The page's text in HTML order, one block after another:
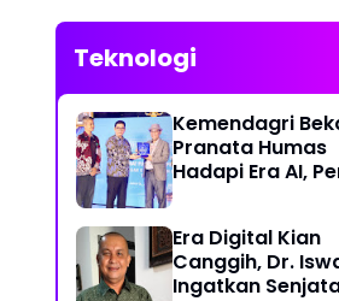
Teknologi
Kemendagri
Pranata Humas
Hadapi Era AI,
Disinformasi
Era Digital Kian
Canggih, Dr.
Ingatkan